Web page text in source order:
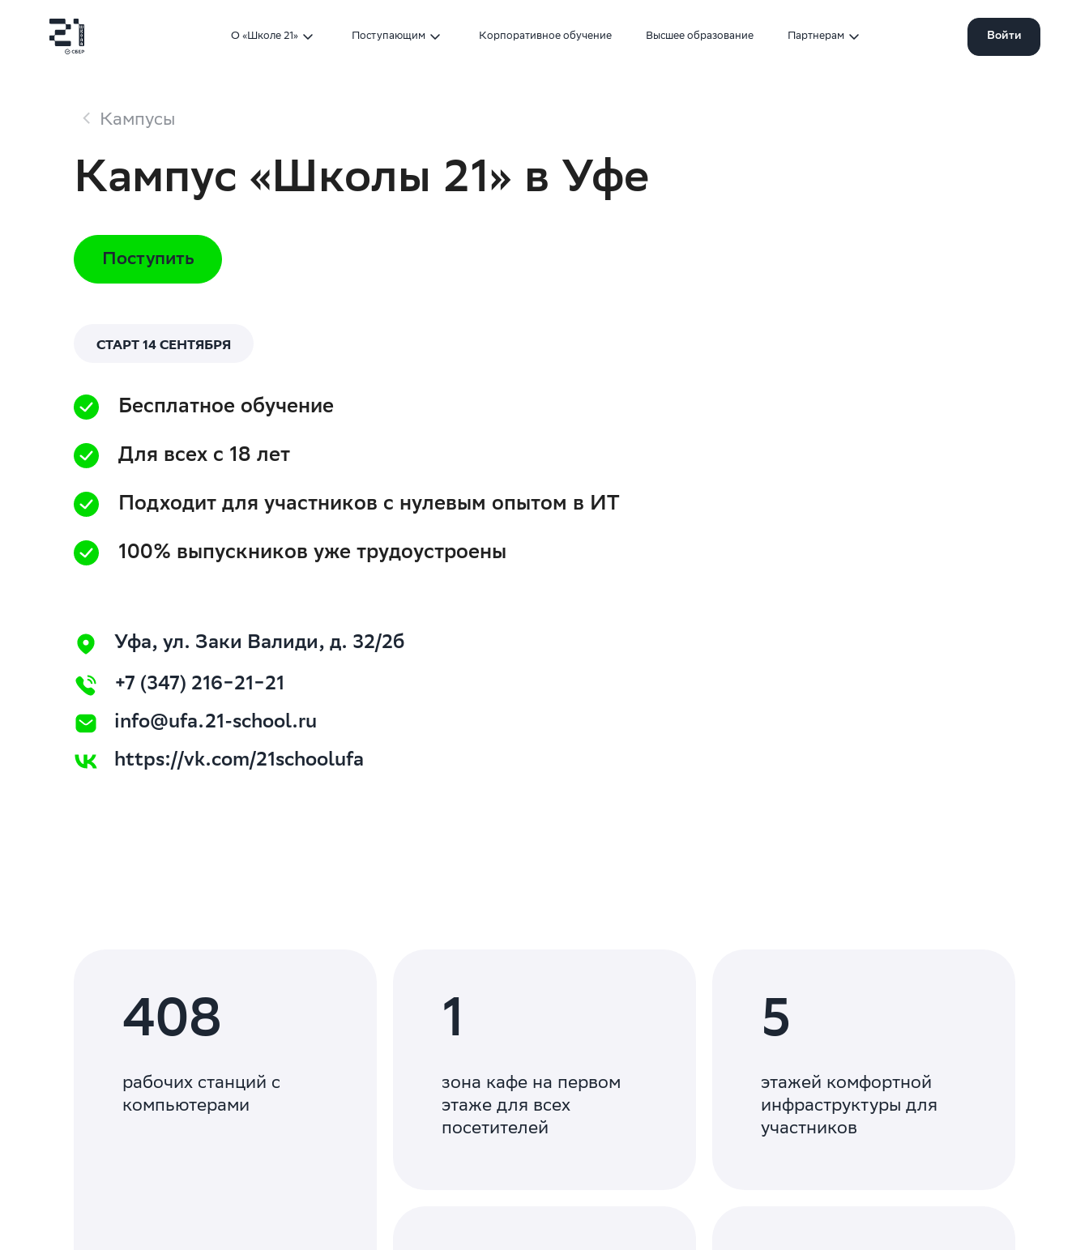
О «Школе 21» Поступающим Корпоративное обучение Высшее образование Партнерам Войти
Кампусы
Кампус «Школы 21» в Уфе
Поступить
СТАРТ 14 СЕНТЯБРЯ
Бесплатное обучение
Для всех с 18 лет
Подходит для участников с нулевым опытом в ИТ
100% выпускников уже трудоустроены
Уфа, ул. Заки Валиди, д. 32/2б
+7 (347) 216‒21‒21
info@ufa.21-school.ru
https://vk.com/21schoolufa
408
рабочих станций с
компьютерами
1
зона кафе на первом
этаже для всех
посетителей
5
этажей комфортной
инфраструктуры для
участников